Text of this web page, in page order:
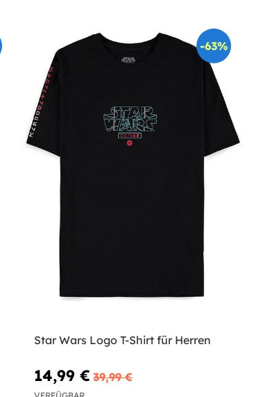
-63%
Star Wars Logo T-Shirt für Herren
14,99 € 39,99 €